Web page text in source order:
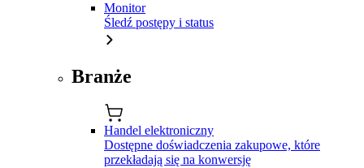
Monitor
Śledź postępy i status
Branże
Handel elektroniczny
Dostępne doświadczenia zakupowe, które
przekładają się na konwersję